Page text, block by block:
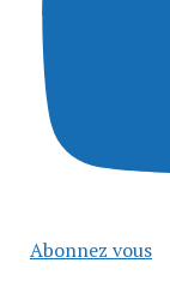
Abonnez vous